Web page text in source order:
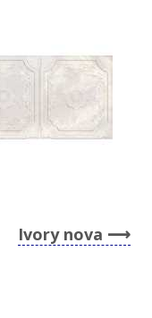
Ivory nova